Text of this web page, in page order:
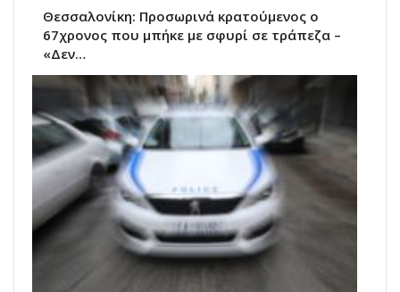
Θεσσαλονίκη: Προσωρινά κρατούμενος ο
67χρονος που μπήκε με σφυρί σε τράπεζα –
«Δεν…